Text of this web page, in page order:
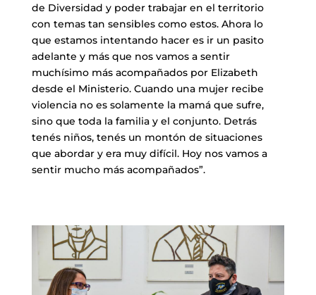
de Diversidad y poder trabajar en el territorio
con temas tan sensibles como estos. Ahora lo
que estamos intentando hacer es ir un pasito
adelante y más que nos vamos a sentir
muchísimo más acompañados por Elizabeth
desde el Ministerio. Cuando una mujer recibe
violencia no es solamente la mamá que sufre,
sino que toda la familia y el conjunto. Detrás
tenés niños, tenés un montón de situaciones
que abordar y era muy difícil. Hoy nos vamos a
sentir mucho más acompañados”.